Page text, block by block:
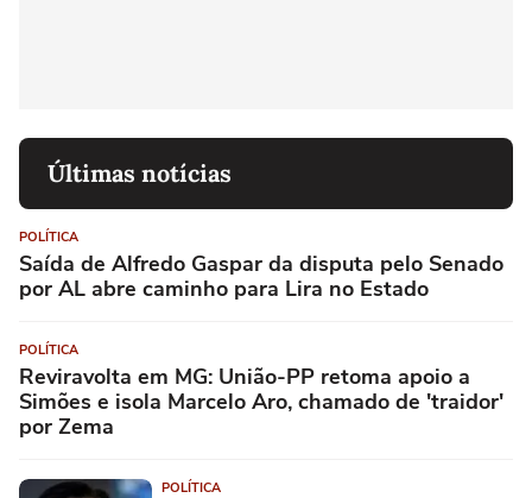
Últimas notícias
POLÍTICA
Saída de Alfredo Gaspar da disputa pelo Senado
por AL abre caminho para Lira no Estado
POLÍTICA
Reviravolta em MG: União-PP retoma apoio a
Simões e isola Marcelo Aro, chamado de 'traidor'
por Zema
POLÍTICA